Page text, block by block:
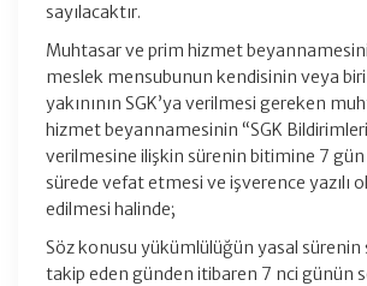
sayılacaktır.
Muhtasar ve prim hizmet
meslek mensubunun kendisinin veya
yakınının SGK’ya verilmesi gereken
hizmet beyannamesinin “SGK
verilmesine ilişkin sürenin bitimine 7 gün
sürede vefat etmesi ve işverence yazılı
edilmesi halinde;
Söz konusu yükümlülüğün yasal sürenin
takip eden günden itibaren 7 nci günün